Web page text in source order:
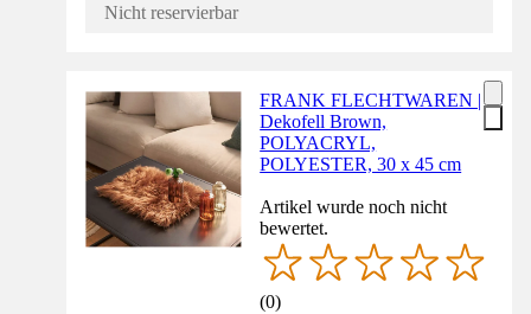
Nicht reservierbar
FRANK FLECHTWAREN |
Dekofell Brown,
POLYACRYL,
POLYESTER, 30 x 45 cm
Artikel wurde noch nicht
bewertet.
(0)